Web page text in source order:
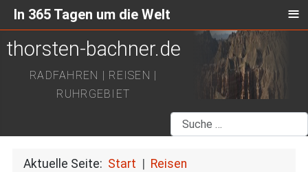
thorsten-bachner.de
RADFAHREN | REISEN |
RUHRGEBIET
Suchen
Aktuelle Seite: Start
Reisen
In 365 Tagen um die Welt ≡